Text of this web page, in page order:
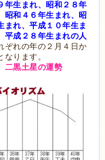
年生まれ、昭和２８年
昭和４６年生まれ、昭
まれ、平成１０年生ま
平成２８年生まれの人
ぞれの年の２月４日か
ります。
二黒土星の運勢